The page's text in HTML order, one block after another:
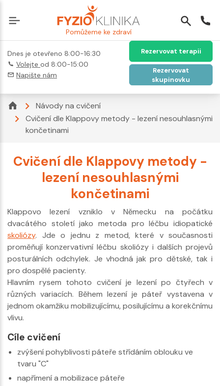
Pomůžeme ke zdraví
Dnes je otevřeno 8:00-16:30
Volejte od 8:00-15:00
Napište nám
Rezervovat terapii
Rezervovat
skupinovku
Návody na cvičení
Cvičení dle Klappovy metody - lezení nesouhlasnými
končetinami
Cvičení dle Klappovy metody -
lezení nesouhlasnými
končetinami
Klappovo lezení vzniklo v Německu na počátku
dvacátého století jako metoda pro léčbu idiopatické
skoliózy. Jde o jednu z metod, které v současnosti
proměňují konzervativní léčbu skoliózy i dalších projevů
posturálních odchylek. Je vhodná jak pro dětské, tak i
pro dospělé pacienty.
Hlavním rysem tohoto cvičení je lezení po čtyřech v
různých variacích. Během lezení je páteř vystavena v
jednom okamžiku mobilizujícímu, posilujícímu a korekčnímu
vlivu.
Cíle cvičení
zvýšení pohyblivosti páteře střídáním oblouku ve
tvaru "C"
napřímení a mobilizace páteře